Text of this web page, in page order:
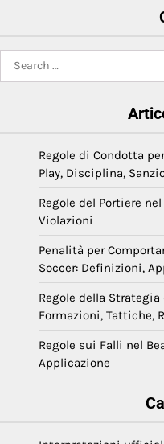
Regole di Condotta
Play, Disciplina,
Regole del Portiere
Violazioni
Penalità per
Soccer: Definizioni,
Regole della Strategia
Formazioni, Tattiche,
Regole sui Falli nel
Applicazione